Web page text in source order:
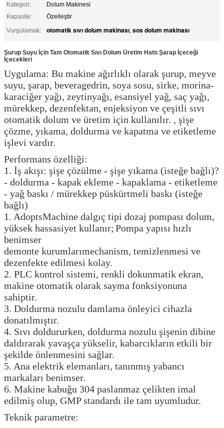
Kategori:
Dolum Makinesi
Kapasite:
Özelleştir
Vurgulamak:
otomatik sıvı dolum makinası, sos dolum makinası
Şurup Suyu İçin Tam Otomatik Sıvı Dolum Üretim Hattı Şarap İçeceği
İçecekleri
Uygulama: Bu makine ağırlıklı olarak şurup, meyve
suyu, şarap, beveragedrin, soya sosu, sirke, morina-
karaciğer yağı, zeytinyağı, esansiyel yağ, saç yağı,
mürekkep, dezenfektan, enjeksiyon ve çeşitli sıvı
otomatik dolum ve üretim için kullanılır. , şişe
çözme, yıkama, doldurma ve kapatma ve etiketleme
işlevi vardır.
Performans özelliği:
1. İş akışı: şişe çözülme - şişe yıkama (isteğe bağlı)?
- doldurma - kapak ekleme - kapaklama - etiketleme
- yağ baskı / mürekkep püskürtmeli baskı (isteğe
bağlı)
1. AdoptsMachine dalgıç tipi dozaj pompası dolum,
yüksek hassasiyet kullanır; Pompa yapısı hızlı
benimser
demonte kurumlarımechanism, temizlenmesi ve
dezenfekte edilmesi kolay.
2. PLC kontrol sistemi, renkli dokunmatik ekran,
makine otomatik olarak sayma fonksiyonuna
sahiptir.
3. Doldurma nozulu damlama önleyici cihazla
donatılmıştır.
4. Sıvı doldururken, doldurma nozulu şişenin dibine
daldırarak yavaşça yükselir, kabarcıkların etkili bir
şekilde önlenmesini sağlar.
5. Ana elektrik elemanları, tanınmış yabancı
markaları benimser.
6. Makine kabuğu 304 paslanmaz çelikten imal
edilmiş olup, GMP standardı ile tam uyumludur.
Teknik parametre: